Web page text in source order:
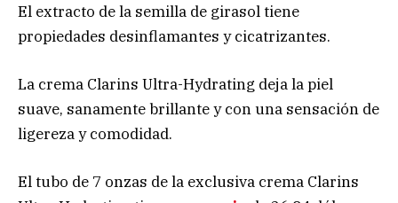
El extracto de la semilla de girasol tiene
propiedades desinflamantes y cicatrizantes.
La crema Clarins Ultra-Hydrating deja la piel
suave, sanamente brillante y con una sensación de
ligereza y comodidad.
El tubo de 7 onzas de la exclusiva crema Clarins